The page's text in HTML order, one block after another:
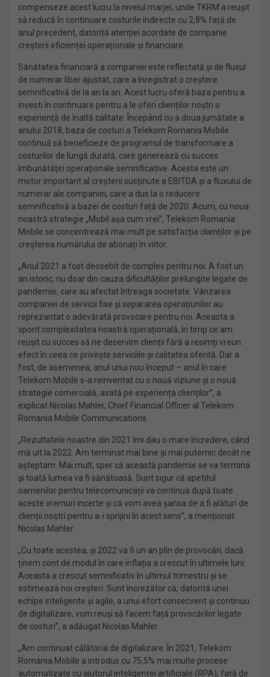
compenseze acest lucru la nivelul marjei, unde TKRM a reușit
să reducă în continuare costurile indirecte cu 2,8% față de
anul precedent, datorită atenției acordate de companie
creșterii eficienței operaționale și financiare.
Sănătatea financiară a companiei este reflectată și de fluxul
de numerar liber ajustat, care a înregistrat o creștere
semnificativă de la an la an. Acest lucru oferă baza pentru a
investi în continuare pentru a le oferi clienților noștri o
experiență de înaltă calitate. Începând cu a doua jumătate a
anului 2018, baza de costuri a Telekom Romania Mobile
continuă să beneficieze de programul de transformare a
costurilor de lungă durată, care generează cu succes
îmbunătățiri operaționale semnificative. Acesta este un
motor important al creșterii susținute a EBITDA și a fluxului de
numerar ale companiei, care a dus la o reducere
semnificativă a bazei de costuri față de 2020. Acum, cu noua
noastră strategie „Mobil așa cum vrei”, Telekom Romania
Mobile se concentrează mai mult pe satisfacția clienților și pe
creșterea numărului de abonați în viitor.
„Anul 2021 a fost deosebit de complex pentru noi. A fost un
an istoric, nu doar din cauza dificultăților prelungite legate de
pandemie, care au afectat întreaga societate. Vânzarea
companiei de servicii fixe și separarea operațiunilor au
reprezantat o adevărată provocare pentru noi. Aceasta a
sporit complexitatea noastră operațională, în timp ce am
reușit cu succes să ne deservim clienții fără a resimți vreun
efect în ceea ce privește serviciile și calitatea oferită. Dar a
fost, de asemenea, anul unui nou început – anul în care
Telekom Mobile s-a reinventat cu o nouă viziune și o nouă
strategie comercială, axată pe experiența clienților”, a
explicat Nicolas Mahler, Chief Financial Officer al Telekom
Romania Mobile Communications.
„Rezultatele noastre din 2021 îmi dau o mare încredere, când
mă uit la 2022. Am terminat mai bine și mai puternic decât ne
așteptam. Mai mult, sper că această pandemie se va termina
și toată lumea va fi sănătoasă. Sunt sigur că apetitul
oamenilor pentru telecomunicații va continua după toate
aceste vremuri incerte și că vom avea șansa de a fi alături de
clienții noștri pentru a-i sprijini în acest sens”, a menționat
Nicolas Mahler.
„Cu toate acestea, și 2022 va fi un an plin de provocări, dacă
ținem cont de modul în care inflația a crescut în ultimele luni.
Aceasta a crescut semnificativ în ultimul trimestru și se
estimează noi creșteri. Sunt încrezător că, datorită unei
echipe inteligente și agile, a unui efort consecvent și continuu
de digitalizare, vom reuși să facem față provocărilor legate
de costuri”, a adăugat Nicolas Mahler.
„Am continuat călătoria de digitalizare. În 2021, Telekom
Romania Mobile a introdus cu 75,5% mai multe procese
automatizate cu ajutorul inteligenței artificiale (RPA), față de